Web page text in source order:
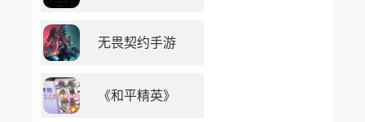
无畏契约手游
《和平精英》